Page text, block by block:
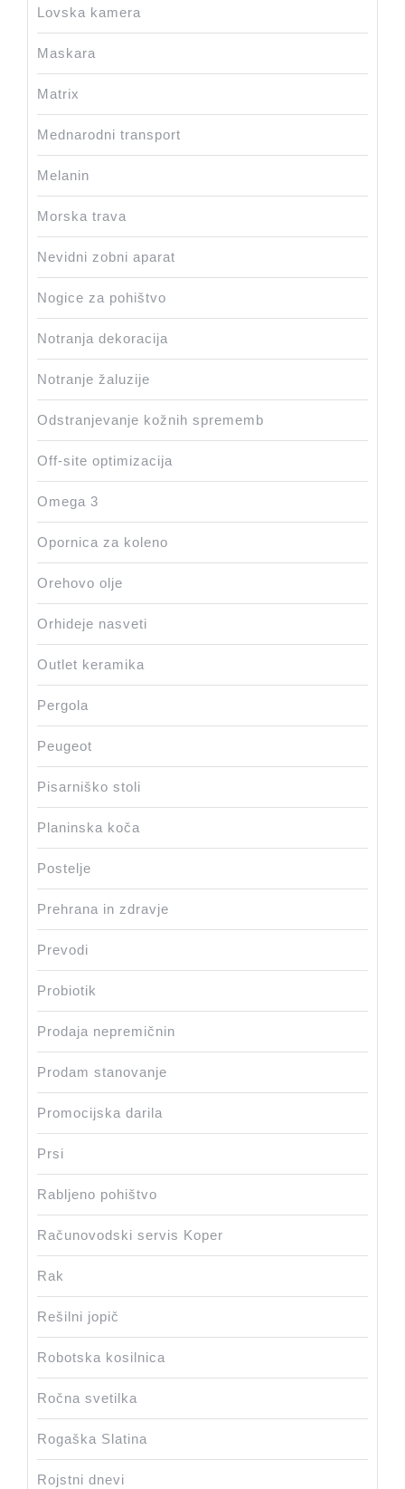
Lovska kamera
Maskara
Matrix
Mednarodni transport
Melanin
Morska trava
Nevidni zobni aparat
Nogice za pohištvo
Notranja dekoracija
Notranje žaluzije
Odstranjevanje kožnih sprememb
Off-site optimizacija
Omega 3
Opornica za koleno
Orehovo olje
Orhideje nasveti
Outlet keramika
Pergola
Peugeot
Pisarniško stoli
Planinska koča
Postelje
Prehrana in zdravje
Prevodi
Probiotik
Prodaja nepremičnin
Prodam stanovanje
Promocijska darila
Prsi
Rabljeno pohištvo
Računovodski servis Koper
Rak
Rešilni jopič
Robotska kosilnica
Ročna svetilka
Rogaška Slatina
Rojstni dnevi